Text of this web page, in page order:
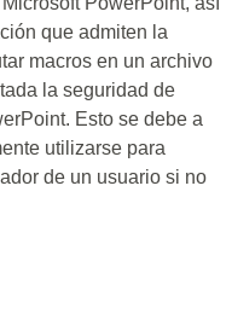
que admiten la
macros en un archivo
la seguridad de
Esto se debe a
utilizarse para
de un usuario si no